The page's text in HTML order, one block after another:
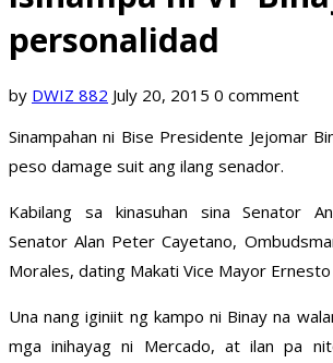
personalidad
by DWIZ 882 July 20, 2015 0 comment
Sinampahan ni Bise Presidente Jejomar
peso damage suit ang ilang senador.
Kabilang sa kinasuhan sina Senator
Senator Alan Peter Cayetano,
Morales, dating Makati Vice Mayor
Una nang iginiit ng kampo ni Binay na
mga inihayag ni Mercado, at ilan pa